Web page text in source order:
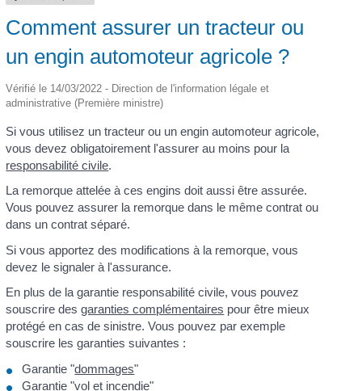
Comment assurer un tracteur ou
un engin automoteur agricole ?
Vérifié le 14/03/2022 - Direction de l'information légale et
administrative (Première ministre)
Si vous utilisez un tracteur ou un engin automoteur agricole,
vous devez obligatoirement l'assurer au moins pour la
responsabilité civile.
La remorque attelée à ces engins doit aussi être assurée.
Vous pouvez assurer la remorque dans le même contrat ou
dans un contrat séparé.
Si vous apportez des modifications à la remorque, vous
devez le signaler à l'assurance.
En plus de la garantie responsabilité civile, vous pouvez
souscrire desgaranties complémentaires pour être mieux
protégé en cas de sinistre. Vous pouvez par exemple
souscrire les garanties suivantes :
Garantie "dommages"
Garantie "vol et incendie"